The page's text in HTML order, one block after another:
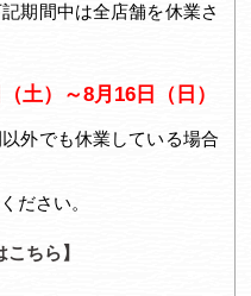
期間中は全店舗を休業さ
土）～8月16日（日）
外でも休業している場合
ださい。
ちら】